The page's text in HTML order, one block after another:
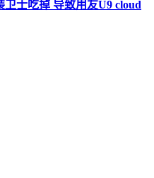
卫士吃掉 导致用友U9 cloud